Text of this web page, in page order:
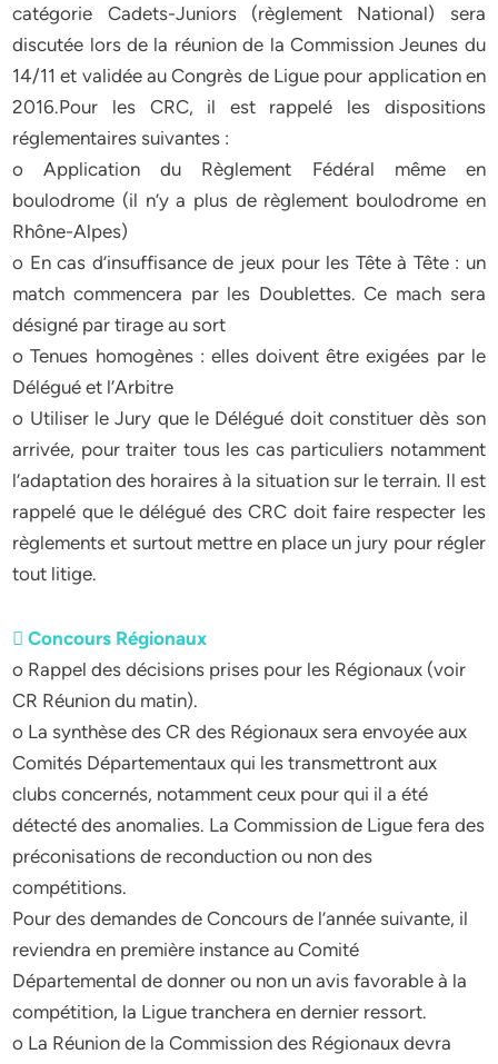
catégorie Cadets-Juniors (règlement National) sera
discutée lors de la réunion de la Commission Jeunes du
14/11 et validée au Congrès de Ligue pour application en
2016.Pour les CRC, il est rappelé les dispositions
réglementaires suivantes :
o Application du Règlement Fédéral même en
boulodrome (il n’y a plus de règlement boulodrome en
Rhône-Alpes)
o En cas d’insuffisance de jeux pour les Tête à Tête : un
match commencera par les Doublettes. Ce mach sera
désigné par tirage au sort
o Tenues homogènes : elles doivent être exigées par le
Délégué et l’Arbitre
o Utiliser le Jury que le Délégué doit constituer dès son
arrivée, pour traiter tous les cas particuliers notamment
l’adaptation des horaires à la situation sur le terrain. Il est
rappelé que le délégué des CRC doit faire respecter les
règlements et surtout mettre en place un jury pour régler
tout litige.
 Concours Régionaux
o Rappel des décisions prises pour les Régionaux (voir
CR Réunion du matin).
o La synthèse des CR des Régionaux sera envoyée aux
Comités Départementaux qui les transmettront aux
clubs concernés, notamment ceux pour qui il a été
détecté des anomalies. La Commission de Ligue fera des
préconisations de reconduction ou non des
compétitions.
Pour des demandes de Concours de l’année suivante, il
reviendra en première instance au Comité
Départemental de donner ou non un avis favorable à la
compétition, la Ligue tranchera en dernier ressort.
o La Réunion de la Commission des Régionaux devra